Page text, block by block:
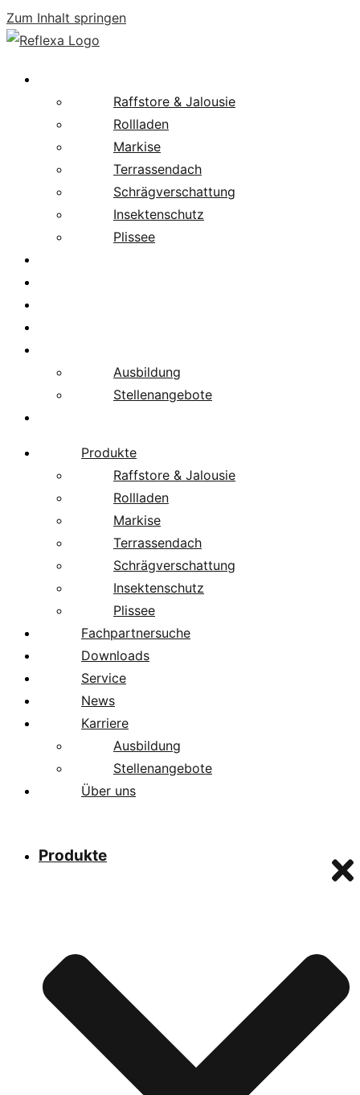
Zum Inhalt springen
Raffstore & Jalousie
Rollladen
Markise
Terrassendach
Schrägverschattung
Insektenschutz
Plissee
Ausbildung
Stellenangebote
Produkte
Raffstore & Jalousie
Rollladen
Markise
Terrassendach
Schrägverschattung
Insektenschutz
Plissee
Fachpartnersuche
Downloads
Service
News
Karriere
Ausbildung
Stellenangebote
Über uns
Produkte